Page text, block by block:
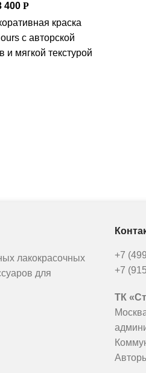
400 Р
краска
с авторской
и мягкой текстурой
не требуется
лессирующих
краску с
лакокрасочных
для
+7
+7
ТК